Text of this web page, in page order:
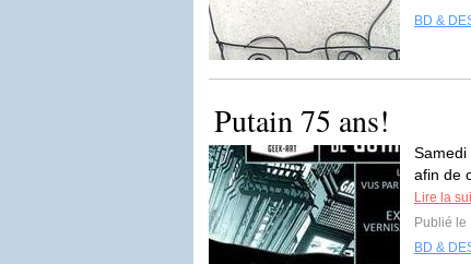
BD &
Putain 75 ans!
Samedi
afin de
Lire la
Publié le
BD &